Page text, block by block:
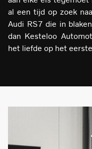
al een tijd op zoek
Audi RS7 die in
dan Kesteloo
het liefde op het